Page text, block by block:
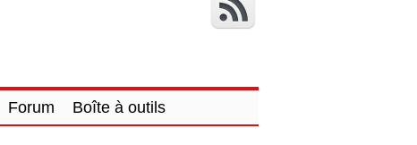
Forum Boîte à outils